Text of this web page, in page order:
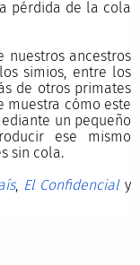
pérdida de la cola
nuestros ancestros
simios, entre los
de otros primates
muestra cómo este
un pequeño
ese mismo
sin cola.
, El Confidencialy